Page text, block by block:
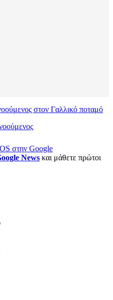
στον Γαλλικό ποταμό
στην Google
News και μάθετε πρώτοι